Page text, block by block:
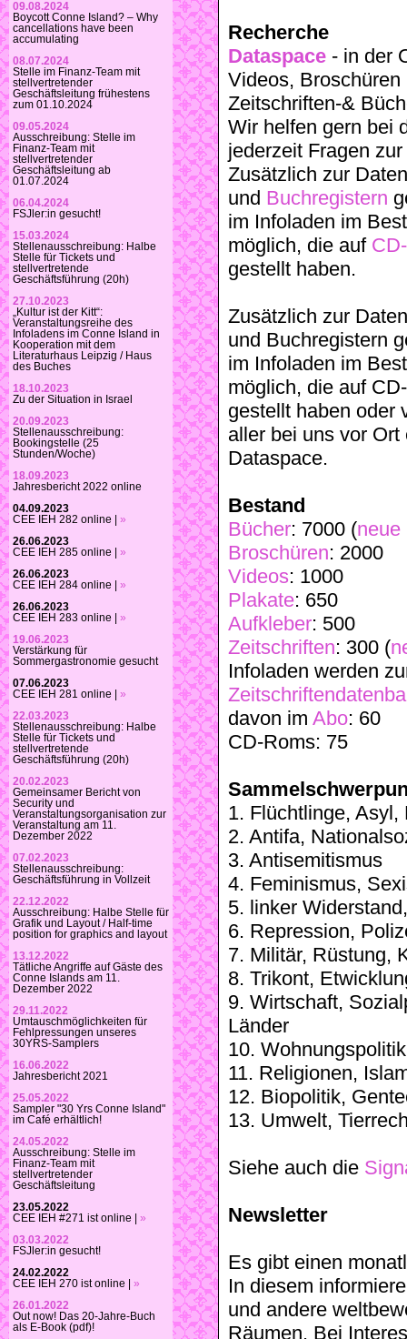
09.08.2024
Boycott Conne Island? – Why
cancellations have been
accumulating
08.07.2024
Stelle im Finanz-Team mit
stellvertretender
Geschäftsleitung frühestens
zum 01.10.2024
09.05.2024
Ausschreibung: Stelle im
Finanz-Team mit
stellvertretender
Geschäftsleitung ab
01.07.2024
06.04.2024
FSJler:in gesucht!
15.03.2024
Stellenausschreibung: Halbe
Stelle für Tickets und
stellvertretende
Geschäftsführung (20h)
27.10.2023
„Kultur ist der Kitt“:
Veranstaltungsreihe des
Infoladens im Conne Island in
Kooperation mit dem
Literaturhaus Leipzig / Haus
des Buches
18.10.2023
Zu der Situation in Israel
20.09.2023
Stellenausschreibung:
Bookingstelle (25
Stunden/Woche)
18.09.2023
Jahresbericht 2022 online
04.09.2023
CEE IEH 282 online | »
26.06.2023
CEE IEH 285 online | »
26.06.2023
CEE IEH 284 online | »
26.06.2023
CEE IEH 283 online | »
19.06.2023
Verstärkung für
Sommergastronomie gesucht
07.06.2023
CEE IEH 281 online | »
22.03.2023
Stellenausschreibung: Halbe
Stelle für Tickets und
stellvertretende
Geschäftsführung (20h)
20.02.2023
Gemeinsamer Bericht von
Security und
Veranstaltungsorganisation zur
Veranstaltung am 11.
Dezember 2022
07.02.2023
Stellenausschreibung:
Geschäftsführung in Vollzeit
22.12.2022
Ausschreibung: Halbe Stelle für
Grafik und Layout / Half-time
position for graphics and layout
13.12.2022
Tätliche Angriffe auf Gäste des
Conne Islands am 11.
Dezember 2022
29.11.2022
Umtauschmöglichkeiten für
Fehlpressungen unseres
30YRS-Samplers
16.06.2022
Jahresbericht 2021
25.05.2022
Sampler "30 Yrs Conne Island"
im Café erhältlich!
24.05.2022
Ausschreibung: Stelle im
Finanz-Team mit
stellvertretender
Geschäftsleitung
23.05.2022
CEE IEH #271 ist online | »
03.03.2022
FSJler:in gesucht!
24.02.2022
CEE IEH 270 ist online | »
26.01.2022
Out now! Das 20-Jahre-Buch
als E-Book (pdf)!
Recherche
Dataspace - in der
Videos,
Zeitschriften-&
Wir helfen gern bei
jederzeit Fragen
Zusätzlich zur
und Buchregistern
im Infoladen im
möglich, die auf
gestellt haben.
Zusätzlich zur
und Buchregistern
im Infoladen im
möglich, die auf
gestellt haben oder
aller bei uns vor
Dataspace.
Bestand
Bücher: 7000 (neue
Broschüren: 2000
Videos: 1000
Plakate: 650
Aufkleber: 500
Zeitschriften: 300 (
Infoladen werden
davon im Abo: 60
CD-Roms: 75
1. Flüchtlinge, Asyl,
2. Antifa,
3. Antisemitismus
4. Feminismus,
5. linker
6. Repression,
7. Militär, Rüstung,
8. Trikont,
9. Wirtschaft,
Länder
10.
11. Religionen,
12. Biopolitik,
13. Umwelt,
Siehe auch die
Newsletter
Es gibt einen
In diesem
und andere
Räumen. Bei